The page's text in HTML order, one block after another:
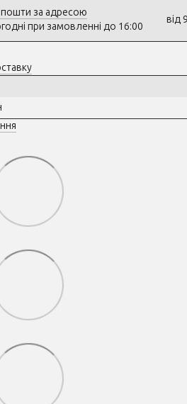
пошти за адресою
при замовленні до 16:00
від